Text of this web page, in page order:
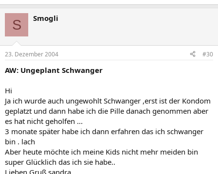
S Smogli
23. Dezember 2004 #30
AW: Ungeplant Schwanger
Hi
Ja ich wurde auch ungewohlt Schwanger ,erst ist der Kondom
geplatzt und dann habe ich die Pille danach genommen aber
es hat nicht geholfen ...
3 monate später habe ich dann erfahren das ich schwanger
bin . lach
Aber heute möchte ich meine Kids nicht mehr meiden bin
super Glücklich das ich sie habe..
Lieben Gruß sandra